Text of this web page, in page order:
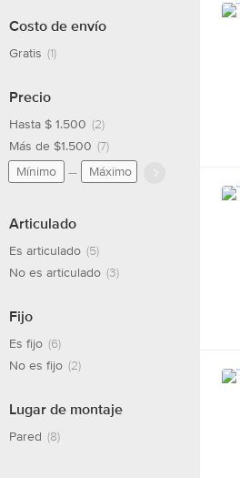
Costo de envío
Gratis (1)
Precio
Hasta $ 1.500 (2)
Más de $1.500 (7)
Articulado
Es articulado (5)
No es articulado (3)
Fijo
Es fijo (6)
No es fijo (2)
Lugar de montaje
Pared (8)